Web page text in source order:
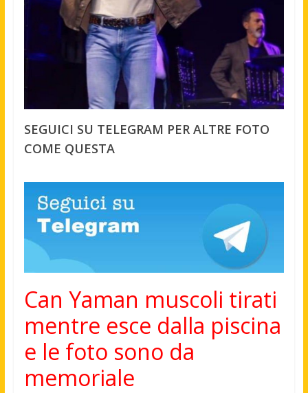
SEGUICI SU TELEGRAM PER ALTRE FOTO
COME QUESTA
Can Yaman muscoli tirati
mentre esce dalla piscina
e le foto sono da
memoriale